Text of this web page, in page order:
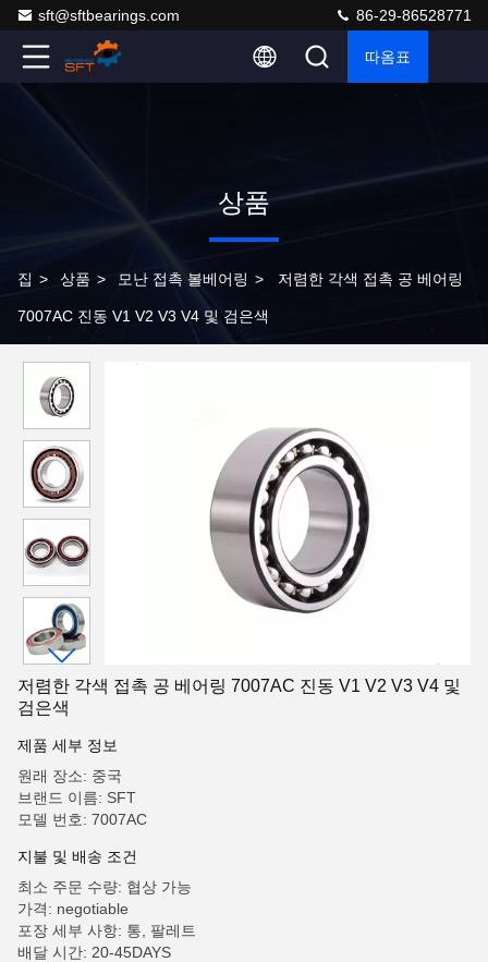
sft@sftbearings.com 86-29-86528771
따옴표
상품
집 > 상품 > 모난 접촉 볼베어링 > 저렴한 각색 접촉 공 베어링
7007AC 진동 V1 V2 V3 V4 및 검은색
저렴한 각색 접촉 공 베어링 7007AC 진동 V1 V2 V3 V4 및
검은색
제품 세부 정보
원래 장소: 중국
브랜드 이름: SFT
모델 번호: 7007AC
지불 및 배송 조건
최소 주문 수량: 협상 가능
가격: negotiable
포장 세부 사항: 통, 팔레트
배달 시간: 20-45DAYS